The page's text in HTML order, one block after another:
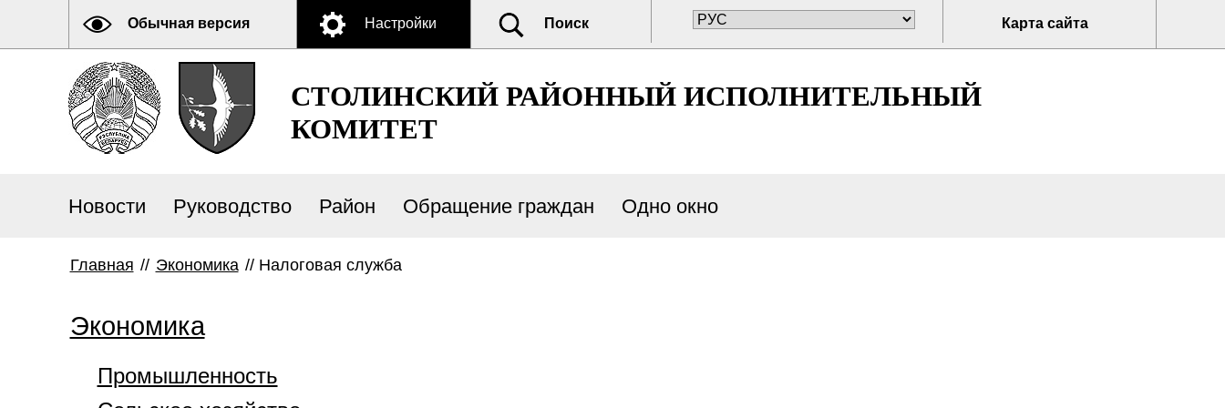
Обычная версия Настройки Поиск Карта сайта
СТОЛИНСКИЙ РАЙОННЫЙ ИСПОЛНИТЕЛЬНЫЙ
КОМИТЕТ
Новости Руководство Район Обращение граждан Одно окно
Главная // Экономика // Налоговая служба
Экономика
Промышленность